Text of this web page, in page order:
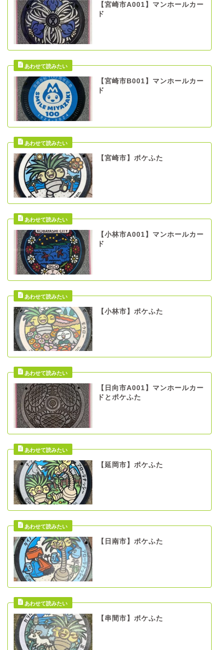
【宮崎市A001】マンホールカー
ド
【宮崎市B001】マンホールカー
ド
【宮崎市】ポケふた
【小林市A001】マンホールカー
ド
【小林市】ポケふた
【日向市A001】マンホールカー
ドとポケふた
【延岡市】ポケふた
【日南市】ポケふた
【串間市】ポケふた